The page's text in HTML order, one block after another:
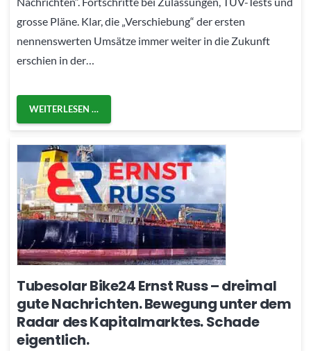
grosse Pläne. Klar, die „Verschiebung“ der ersten
nennenswerten Umsätze immer weiter in die Zukunft
erschien in der…
WEITERLESEN …
Tubesolar Bike24 Ernst Russ – dreimal
gute Nachrichten. Bewegung unter dem
Radar des Kapitalmarktes. Schade
eigentlich.